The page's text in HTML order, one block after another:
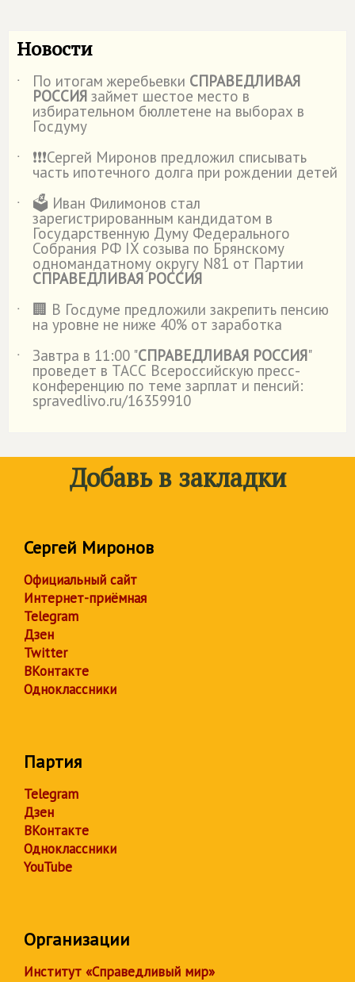
Новости
˙ По итогам жеребьевки СПРАВЕДЛИВАЯ
РОССИЯ займет шестое место в
избирательном бюллетене на выборах в
Госдуму
˙
❗️❗️❗️Сергей Миронов предложил списывать
часть ипотечного долга при рождении детей
˙
🗳️ Иван Филимонов стал
зарегистрированным кандидатом в
Государственную Думу Федерального
Собрания РФ IX созыва по Брянскому
одномандатному округу N81 от Партии
СПРАВЕДЛИВАЯ РОССИЯ
˙
🏢 В Госдуме предложили закрепить пенсию
на уровне не ниже 40% от заработка
˙
Завтра в 11:00 "СПРАВЕДЛИВАЯ РОССИЯ"
проведет в ТАСС Всероссийскую пресс-
конференцию по теме зарплат и пенсий:
spravedlivo.ru/16359910
Добавь в закладки
Сергей Миронов
Официальный сайт
Интернет-приёмная
Telegram
Дзен
Twitter
ВКонтакте
Одноклассники
Партия
Telegram
Дзен
ВКонтакте
Одноклассники
YouTube
Организации
Институт «Справедливый мир»